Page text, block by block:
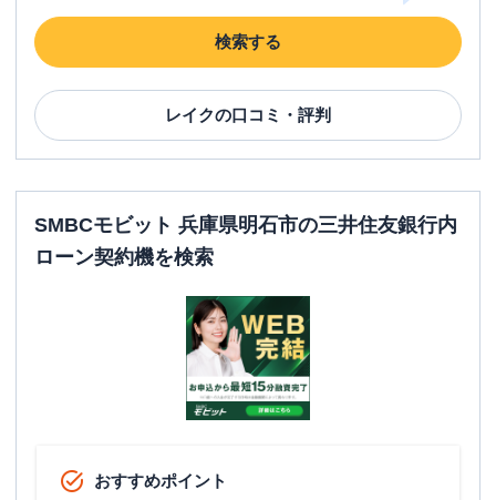
検索する
レイクの口コミ・評判
SMBCモビット 兵庫県明石市の三井住友銀行内
ローン契約機を検索
おすすめポイント